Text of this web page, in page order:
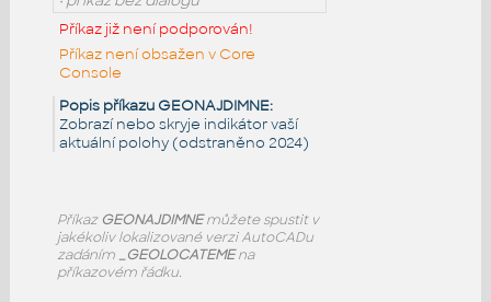
Příkaz již není podporován!
Příkaz není obsažen v Core
Console
Popis příkazu GEONAJDIMNE:
Zobrazí nebo skryje indikátor vaší
aktuální polohy (odstraněno 2024)
Příkaz GEONAJDIMNEmůžete spustit v
jakékoliv lokalizované verzi AutoCADu
zadáním _GEOLOCATEMEna
příkazovém řádku.